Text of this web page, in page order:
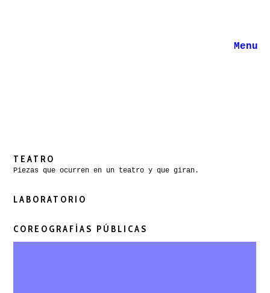
Menu
TEATRO
Piezas que ocurren en un teatro y que giran.
LABORATORIO
COREOGRAFÍAS PÚBLICAS